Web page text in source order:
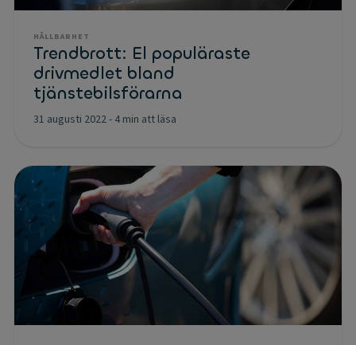
HÅLLBARHET
Trendbrott: El populäraste
drivmedlet bland
tjänstebilsförarna
31 augusti 2022- 4 min att läsa